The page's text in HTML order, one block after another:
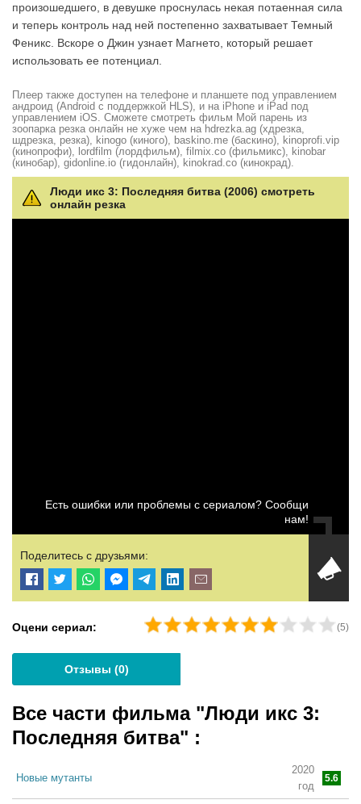
произошедшего, в девушке проснулась некая потаенная сила
и теперь контроль над ней постепенно захватывает Темный
Феникс. Вскоре о Джин узнает Магнето, который решает
использовать ее потенциал.
Плеер также доступен на телефоне и планшете под управлением
андроид (Android с поддержкой HLS), и на iPhone и iPad под
управлением iOS. Сможете смотреть фильм Мой парень из
зоопарка резка онлайн не хуже чем на hdrezka.ag (хдрезка,
шдрезка, резка), kinogo (киного), baskino.me (баскино), kinoprofi.vip
(кинопрофи), lordfilm (лордфильм), filmix.co (фильмикс), kinobar
(кинобар), gidonline.io (гидонлайн), kinokrad.сo (кинокрад).
Люди икс 3: Последняя битва (2006) смотреть
онлайн резка
Есть ошибки или проблемы с сериалом? Сообщи
нам!
Поделитесь с друзьями:
Оцени сериал: (5)
Отзывы (0)
Все части фильма "Люди икс 3:
Последняя битва" :
Новые мутанты
2020
год
5.6